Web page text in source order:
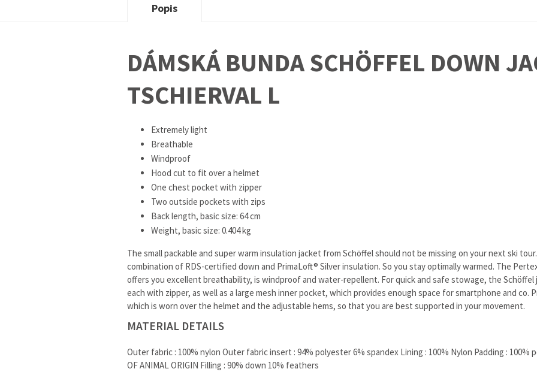
Popis
DÁMSKÁ BUNDA SCHÖFFEL DOWN
TSCHIERVAL L
Extremely light
Breathable
Windproof
Hood cut to fit over a helmet
One chest pocket with zipper
Two outside pockets with zips
Back length, basic size: 64 cm
Weight, basic size: 0.404 kg
The small packable and super warm insulation jacket from Schöffel should not be missing on your next ski
combination of RDS-certified down and PrimaLoft® Silver insulation. So you stay optimally warmed. The
offers you excellent breathability, is windproof and water-repellent. For quick and safe stowage, the
each with zipper, as well as a large mesh inner pocket, which provides enough space for smartphone and co.
which is worn over the helmet and the adjustable hems, so that you are best supported in your movement.
MATERIAL DETAILS
Outer fabric : 100% nylon Outer fabric insert : 94% polyester 6% spandex Lining : 100% Nylon Padding : 100%
OF ANIMAL ORIGIN Filling : 90% down 10% feathers